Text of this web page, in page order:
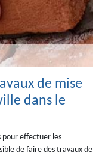
de mise
dans le
pour effectuer les
de faire des travaux de